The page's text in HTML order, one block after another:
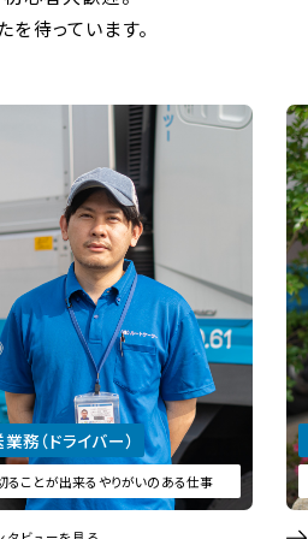
待っています。
務（ドライバー）
ることが出来るやりがいのある仕事